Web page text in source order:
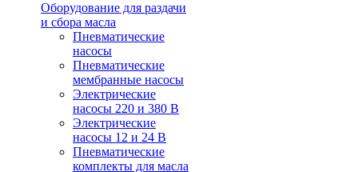
Оборудование для раздачи
и сбора масла
Пневматические
насосы
Пневматические
мембранные насосы
Электрические
насосы 220 и 380 В
Электрические
насосы 12 и 24 В
Пневматические
комплекты для масла